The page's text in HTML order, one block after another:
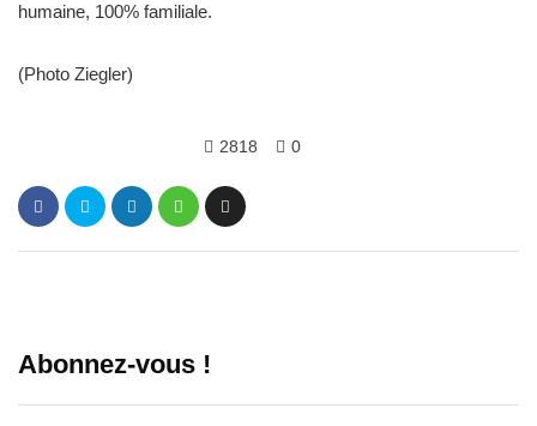
humaine, 100% familiale.
(Photo Ziegler)
2818 0
Abonnez-vous !